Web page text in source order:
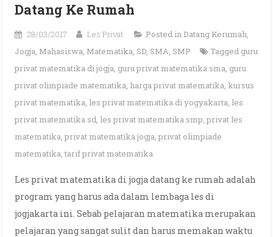
Datang Ke Rumah
28/03/2017 Les Privat Posted in Datang Kerumah,
Jogja, Mahasiswa, Matematika, SD, SMA, SMP Tagged guru
privat matematika di jogja, guru privat matematika sma, guru
privat olimpiade matematika, harga privat matematika, kursus
privat matematika, les privat matematika di yogyakarta, les
privat matematika sd, les privat matematika smp,privat les
matematika,privat matematika jogja,privat olimpiade
matematika,tarif privat matematika
Les privat matematika di jogja datang ke rumah adalah
program yang harus ada dalam lembaga les di
jogjakarta ini. Sebab pelajaran matematika merupakan
pelajaran yang sangat sulit dan harus memakan waktu